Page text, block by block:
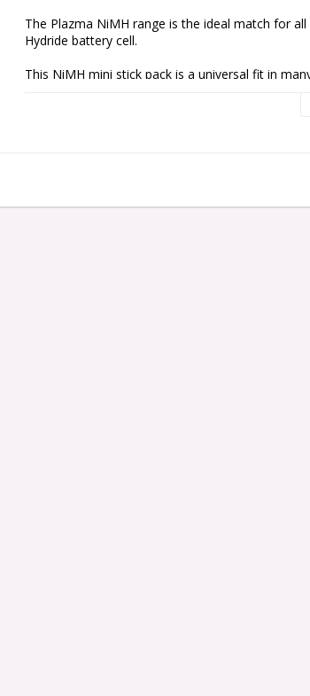
The Plazma NiMH range is the ideal match for
Hydride battery cell.
This NiMH mini stick pack is a universal fit in